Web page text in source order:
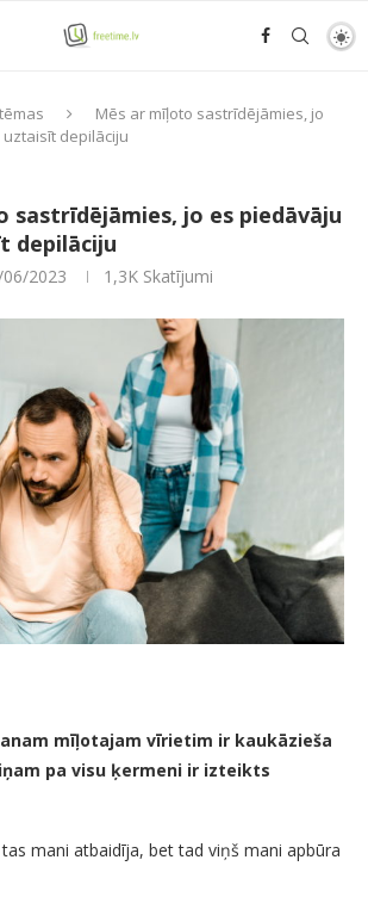
Mēs ar mīļoto sastrīdējāmies, jo
depilāciju
sastrīdējāmies, jo es piedāvāju
depilāciju
2023 1,3K Skatījumi
mīļotajam vīrietim ir kaukāzieša
pa visu ķermeni ir izteikts
mani atbaidīja, bet tad viņš mani apbūra